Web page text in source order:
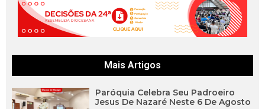
Mais Artigos
Paróquia Celebra Seu Padroeiro
Jesus De Nazaré Neste 6 De Agosto